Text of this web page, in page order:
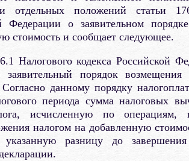
отдельных положений статьи
Федерации о заявительном
стоимость и сообщает следующее.
Налогового кодекса Российской
заявительный порядок
Согласно данному порядку
периода сумма налоговых
исчисленную по операциям,
налогом на добавленную
указанную разницу до